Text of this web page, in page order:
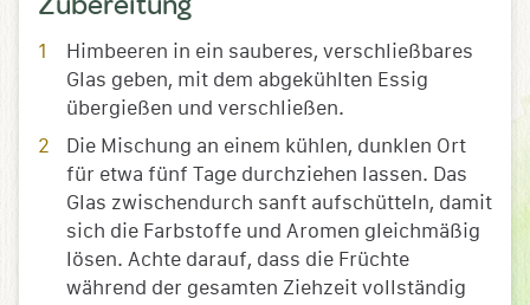
Himbeeren in ein sauberes, verschließbares
Glas geben, mit dem abgekühlten Essig
übergießen und verschließen.
Die Mischung an einem kühlen, dunklen Ort
für etwa fünf Tage durchziehen lassen. Das
Glas zwischendurch sanft aufschütteln, damit
sich die Farbstoffe und Aromen gleichmäßig
lösen. Achte darauf, dass die Früchte
während der gesamten Ziehzeit vollständig